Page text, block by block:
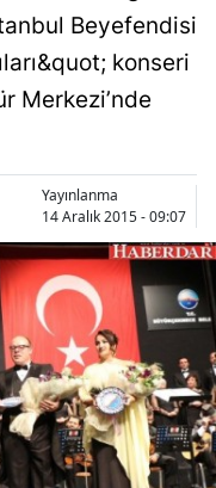
Beyefendisi
konseri
Merkezi’nde
Yayınlanma
14 Aralık 2015 - 09:07